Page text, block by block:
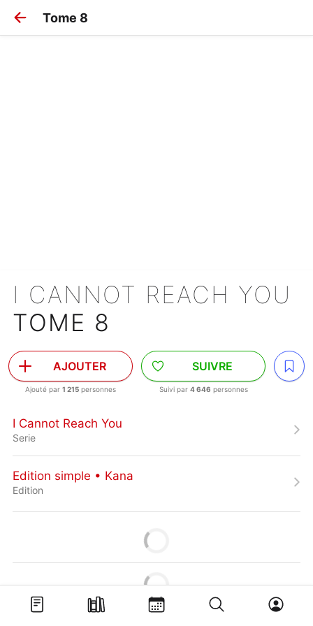
Tome 8
I CANNOT REACH YOU
TOME 8
AJOUTER
Ajouté par 1 215 personnes
SUIVRE
Suivi par 4 646 personnes
I Cannot Reach You
Serie
Edition simple • Kana
Edition